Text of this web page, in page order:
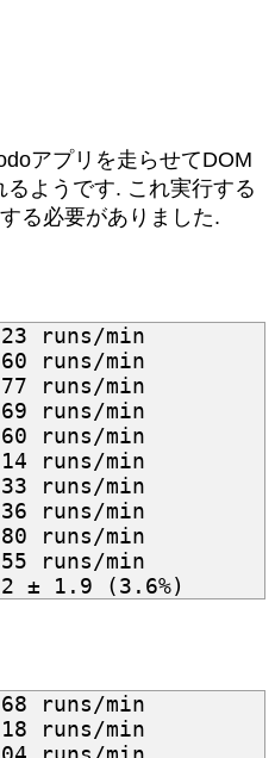
アプリを走らせてDOM
ようです. これ実行する
る必要がありました.